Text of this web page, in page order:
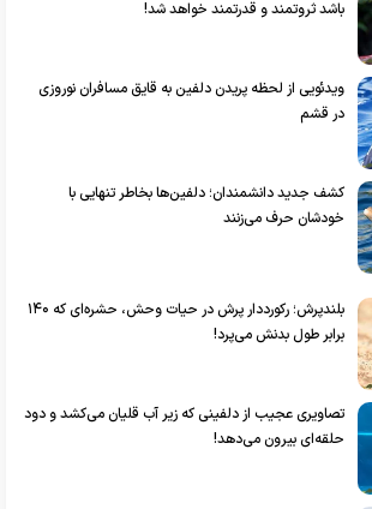
باشد ثروتمند و قدرتمند خواهد شد!
ویدئویی از لحظه پریدن دلفین به قایق مسافران نوروزی
در قشم
کشف جدید دانشمندان؛ دلفین‌ها بخاطر تنهایی با
خودشان حرف می‌زنند
بلندپرش؛ رکورددار پرش در حیات وحش، حشره‌ای که ۱۴۰
برابر طول بدنش می‌پرد!
تصاویری عجیب از دلفینی که زیر آب قلیان می‌کشد و دود
حلقه‌ای بیرون می‌دهد!